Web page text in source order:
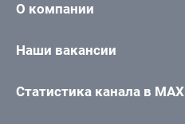
О компании
Наши вакансии
Статистика канала в MAX